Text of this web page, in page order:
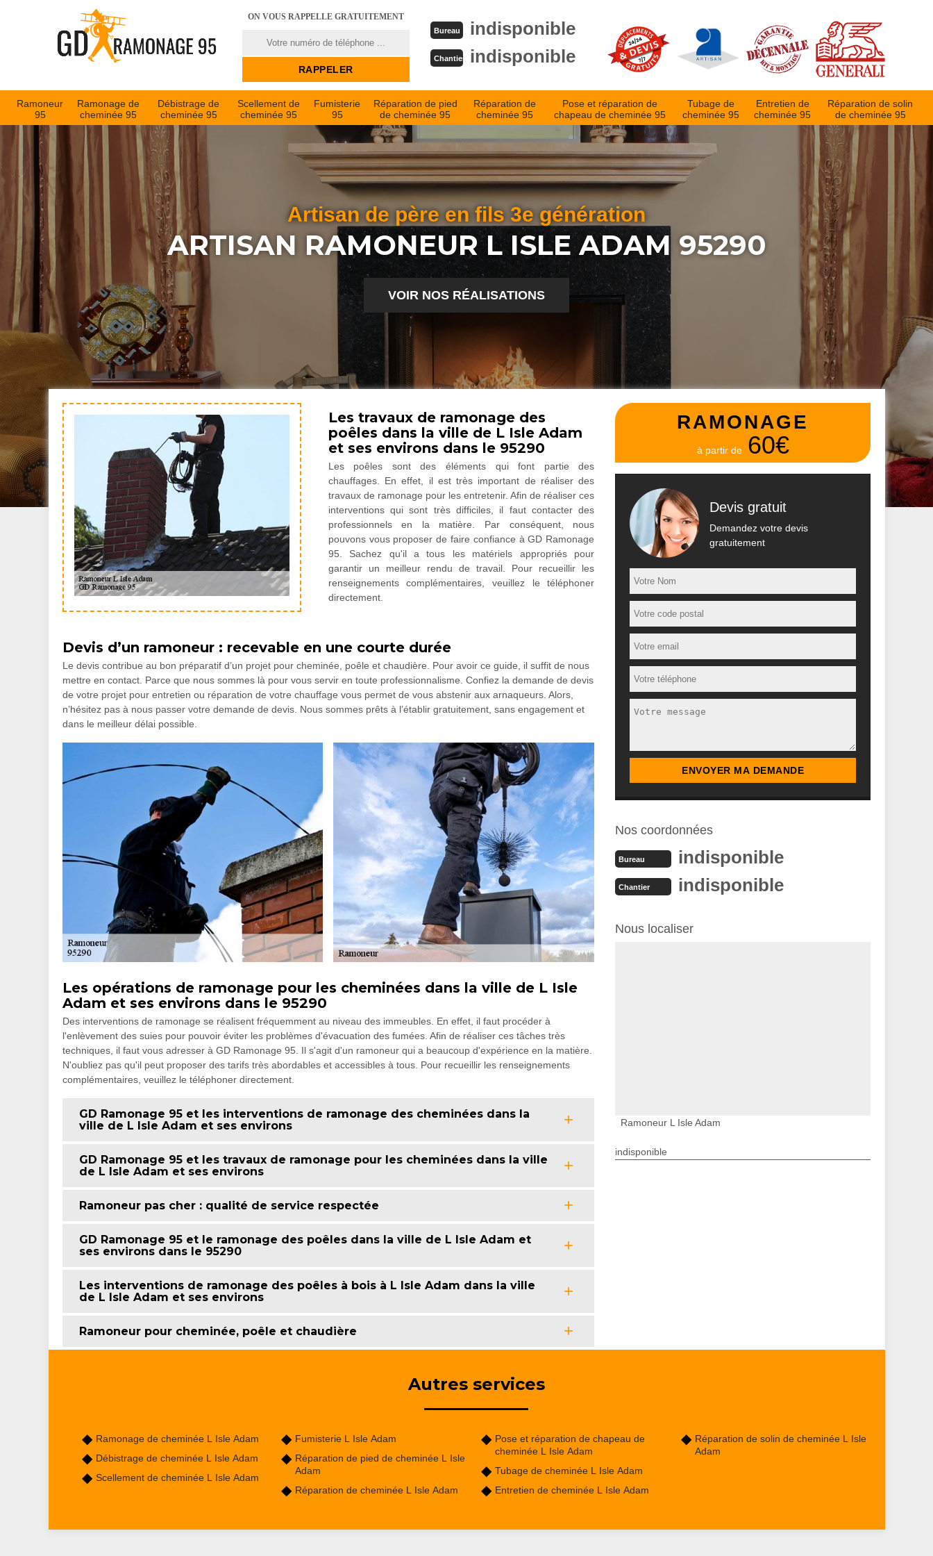
ON VOUS RAPPELLE GRATUITEMENT
Bureau indisponible
Chantier indisponible
Ramoneur
95
Ramonage de
cheminée 95
Débistrage de
cheminée 95
Scellement de
cheminée 95
Fumisterie
95
Réparation de pied
de cheminée 95
Réparation de
cheminée 95
Pose et réparation de
chapeau de cheminée 95
Tubage de
cheminée 95
Entretien de
cheminée 95
Réparation de solin
de cheminée 95
Artisan de père en fils 3e génération
ARTISAN RAMONEUR L ISLE ADAM 95290
VOIR NOS RÉALISATIONS
Les travaux de ramonage des
poêles dans la ville de L Isle Adam
et ses environs dans le 95290
Les poêles sont des éléments qui font partie des
chauffages. En effet, il est très important de réaliser des
travaux de ramonage pour les entretenir. Afin de réaliser ces
interventions qui sont très difficiles, il faut contacter des
professionnels en la matière. Par conséquent, nous
pouvons vous proposer de faire confiance à GD Ramonage
95. Sachez qu'il a tous les matériels appropriés pour
garantir un meilleur rendu de travail. Pour recueillir les
renseignements complémentaires, veuillez le téléphoner
directement.
Devis d’un ramoneur : recevable en une courte durée
Le devis contribue au bon préparatif d’un projet pour cheminée, poêle et chaudière. Pour avoir ce guide, il suffit de nous
mettre en contact. Parce que nous sommes là pour vous servir en toute professionnalisme. Confiez la demande de devis
de votre projet pour entretien ou réparation de votre chauffage vous permet de vous abstenir aux arnaqueurs. Alors,
n’hésitez pas à nous passer votre demande de devis. Nous sommes prêts à l’établir gratuitement, sans engagement et
dans le meilleur délai possible.
Les opérations de ramonage pour les cheminées dans la ville de L Isle
Adam et ses environs dans le 95290
Des interventions de ramonage se réalisent fréquemment au niveau des immeubles. En effet, il faut procéder à
l'enlèvement des suies pour pouvoir éviter les problèmes d'évacuation des fumées. Afin de réaliser ces tâches très
techniques, il faut vous adresser à GD Ramonage 95. Il s'agit d'un ramoneur qui a beaucoup d'expérience en la matière.
N'oubliez pas qu'il peut proposer des tarifs très abordables et accessibles à tous. Pour recueillir les renseignements
complémentaires, veuillez le téléphoner directement.
GD Ramonage 95 et les interventions de ramonage des cheminées dans la
ville de L Isle Adam et ses environs
GD Ramonage 95 et les travaux de ramonage pour les cheminées dans la ville
de L Isle Adam et ses environs
Ramoneur pas cher : qualité de service respectée
GD Ramonage 95 et le ramonage des poêles dans la ville de L Isle Adam et
ses environs dans le 95290
Les interventions de ramonage des poêles à bois à L Isle Adam dans la ville
de L Isle Adam et ses environs
Ramoneur pour cheminée, poêle et chaudière
RAMONAGE
à partir de 60€
Devis gratuit
Demandez votre devis
gratuitement
Nos coordonnées
Bureau indisponible
Chantier indisponible
Nous localiser
Ramoneur L Isle Adam
indisponible
Autres services
Ramonage de cheminée L Isle Adam
Débistrage de cheminée L Isle Adam
Scellement de cheminée L Isle Adam
Fumisterie L Isle Adam
Réparation de pied de cheminée L Isle
Adam
Réparation de cheminée L Isle Adam
Pose et réparation de chapeau de
cheminée L Isle Adam
Tubage de cheminée L Isle Adam
Entretien de cheminée L Isle Adam
Réparation de solin de cheminée L Isle
Adam